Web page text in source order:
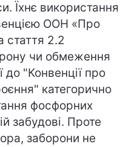
Їхнє використання
ООН «Про
стаття 2.2
чи обмеження
до "Конвенції про
категорично
фосфорних
забудові. Проте
заборони не